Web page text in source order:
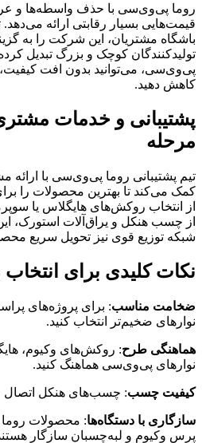
روما پی‌وی‌سی با حذف واسطه‌ها و
قیمت‌هایی بسیار رقابتی ارائه
باشگاه مشتریان، این شرکت را به
تولیدکنندگان کوچک و بزرگ تبدیل
پی‌وی‌سی، می‌توانید بدون افت کیفیت،
کاهش دهید.
پشتیبانی و خدمات
مرحله
تیم پشتیبانی روما پی‌وی‌سی با
کمک می‌کند تا بهترین محصولات را
از انتخاب روکش‌های هایگلاس یا
از چسب هنکل و یراق‌آلات استورک،
شبکه توزیع قوی نیز تحویل سریع
نکات کلیدی برای
ضخامت مناسب: برای پروژه‌های
نوارهای ضخیم‌تر انتخاب کنید.
هماهنگی طرح: روکش‌های وکیوم،
نوارهای پی‌وی‌سی هماهنگ کنید.
کیفیت چسب: چسب‌های هنکل اتصال
سازگاری با دستگاه‌ها: محصولات
پرس وکیوم و لبه‌چسبان سازگار